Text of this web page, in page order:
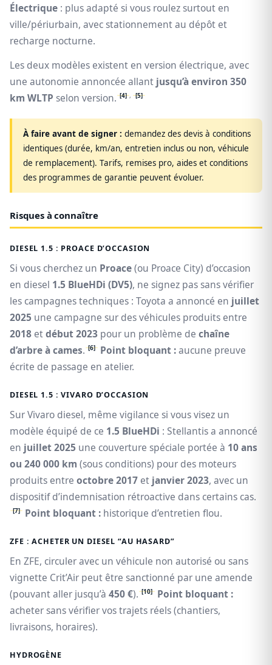
Électrique : plus adapté si vous roulez surtout en
ville/périurbain, avec stationnement au dépôt et
recharge nocturne.
Les deux modèles existent en version électrique, avec
une autonomie annoncée allant jusqu’à environ 350
km WLTP selon version. [4] , [5]
À faire avant de signer : demandez des devis à conditions
identiques (durée, km/an, entretien inclus ou non, véhicule
de remplacement). Tarifs, remises pro, aides et conditions
des programmes de garantie peuvent évoluer.
Risques à connaître
DIESEL 1.5 : PROACE D’OCCASION
Si vous cherchez un Proace(ou Proace City) d’occasion
en diesel 1.5 BlueHDi (DV5), ne signez pas sans vérifier
les campagnes techniques : Toyota a annoncé en juillet
2025 une campagne sur des véhicules produits entre
2018 etdébut 2023 pour un problème de chaîne
d’arbre à cames. [6] Point bloquant :aucune preuve
écrite de passage en atelier.
DIESEL 1.5 : VIVARO D’OCCASION
Sur Vivaro diesel, même vigilance si vous visez un
modèle équipé de ce 1.5 BlueHDi : Stellantis a annoncé
en juillet 2025 une couverture spéciale portée à 10 ans
ou 240 000 km (sous conditions) pour des moteurs
produits entre octobre 2017 et janvier 2023, avec un
dispositif d’indemnisation rétroactive dans certains cas.
[7] Point bloquant : historique d’entretien flou.
ZFE : ACHETER UN DIESEL “AU HASARD”
En ZFE, circuler avec un véhicule non autorisé ou sans
vignette Crit’Air peut être sanctionné par une amende
(pouvant aller jusqu’à 450 €). [10]
Point bloquant :
acheter sans vérifier vos trajets réels (chantiers,
livraisons, horaires).
HYDROGÈNE